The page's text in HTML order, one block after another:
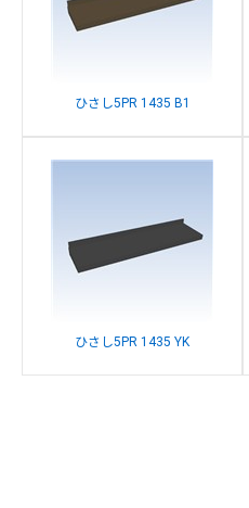
ひさし5PR 1435 B1
ひさし5PR 1435 YK